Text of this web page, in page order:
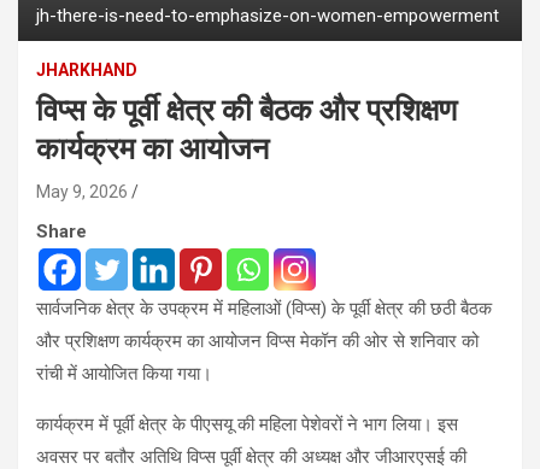
jh-there-is-need-to-emphasize-on-women-empowerment
JHARKHAND
विप्स के पूर्वी क्षेत्र की बैठक और प्रशिक्षण
कार्यक्रम का आयोजन
May 9, 2026
Share
सार्वजनिक क्षेत्र के उपक्रम में महिलाओं (विप्स) के पूर्वी क्षेत्र की छठी बैठक
और प्रशिक्षण कार्यक्रम का आयोजन विप्स मेकॉन की ओर से शनिवार को
रांची में आयोजित किया गया।
कार्यक्रम में पूर्वी क्षेत्र के पीएसयू की महिला पेशेवरों ने भाग लिया। इस
अवसर पर बतौर अतिथि विप्स पूर्वी क्षेत्र की अध्यक्ष और जीआरएसई की